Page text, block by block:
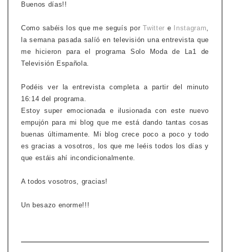
Buenos días!!
Como sabéis los que me seguís porTwitter e Instagram,
la semana pasada salíó en televisión una entrevista que
me hicieron para el programa Solo Moda de La1 de
Televisión Española.
Podéis ver la entrevista completa a partir del minuto
16:14 del programa.
Estoy super emocionada e ilusionada con este nuevo
empujón para mi blog que me está dando tantas cosas
buenas últimamente. Mi blog crece poco a poco y todo
es gracias a vosotros, los que me leéis todos los días y
que estáis ahí incondicionalmente.
A todos vosotros, gracias!
Un besazo enorme!!!